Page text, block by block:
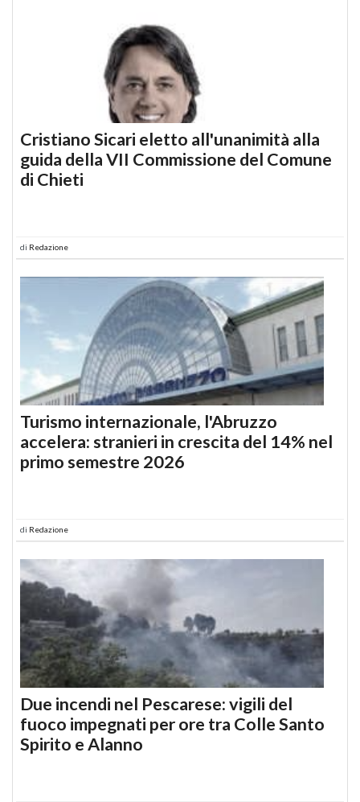
Cristiano Sicari eletto all'unanimità alla
guida della VII Commissione del Comune
di Chieti
di Redazione
Turismo internazionale, l'Abruzzo
accelera: stranieri in crescita del 14% nel
primo semestre 2026
di Redazione
Due incendi nel Pescarese: vigili del
fuoco impegnati per ore tra Colle Santo
Spirito e Alanno